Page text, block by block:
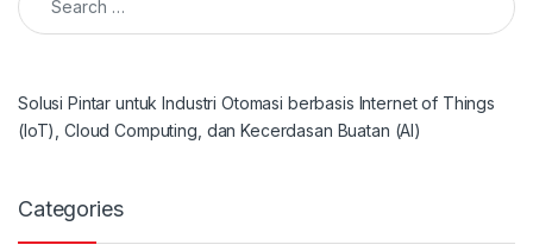
Solusi Pintar untuk Industri Otomasi berbasis Internet of Things
(IoT), Cloud Computing, dan Kecerdasan Buatan (AI)
Categories